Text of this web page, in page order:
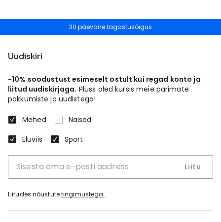
30 päevane tagastusõigus
Uudiskiri
-10% soodustust esimeselt ostult kui regad konto ja
liitud uudiskirjaga. Pluss oled kursis meie parimate
pakkumiste ja uudistega!
Mehed
Naised
Eluviis
Sport
Liitu
Liitudes nõustutetingimustega..